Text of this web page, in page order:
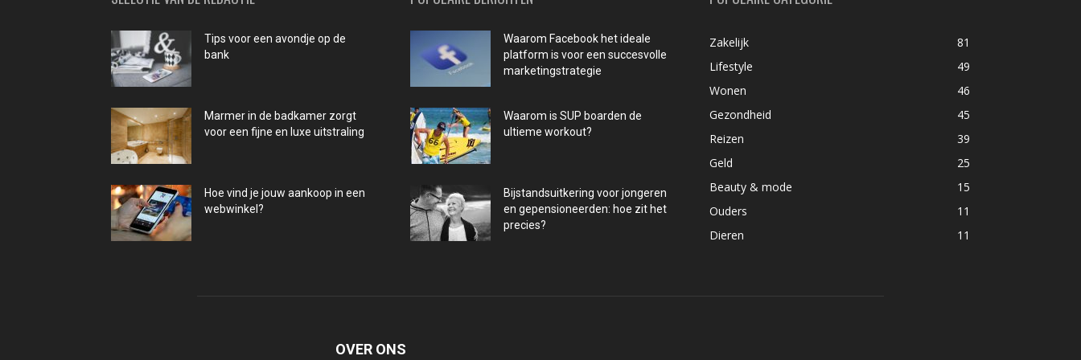
Tips voor een avondje op de
bank
Marmer in de badkamer zorgt
voor een fijne en luxe uitstraling
Hoe vind je jouw aankoop in een
webwinkel?
Waarom Facebook het ideale
platform is voor een succesvolle
marketingstrategie
Waarom is SUP boarden de
ultieme workout?
Bijstandsuitkering voor jongeren
en gepensioneerden: hoe zit het
precies?
Zakelijk
81
Lifestyle
49
Wonen
46
Gezondheid
45
Reizen
39
Geld
25
Beauty & mode
15
Ouders
11
Dieren
11
OVER ONS